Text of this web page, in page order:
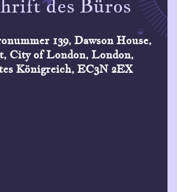
des Büros
139, Dawson House,
City of London, London,
Königreich, EC3N 2EX